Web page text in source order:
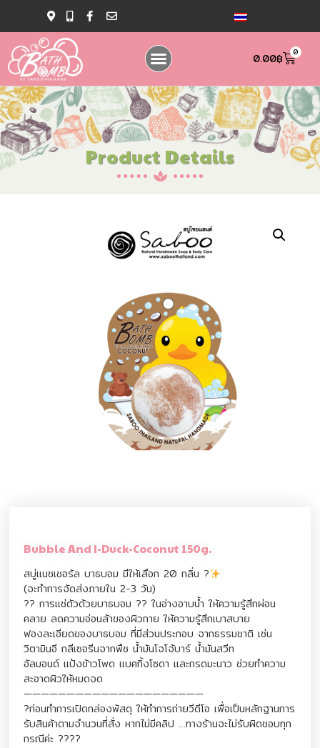
0.00฿ 0
Product Details
Bubble And I-Duck-Coconut 150g.
สบู่แนชเชอรัล บาธบอม มีให้เลือก 20 กลิ่น ?
(จะทำการจัดส่งภายใน 2-3 วัน)
?? การแช่ตัวด้วยบาธบอม ?? ในอ่างอาบน้ำ ให้ความรู้สึกผ่อน
คลาย ลดความอ่อนล้าของผิวกาย ให้ความรู้สึกเบาสบาย
ฟองละเอียดของบาธบอม ที่มีส่วนประกอบ จากธรรมชาติ เช่น
วิตามินอี กลีเซอรีนจากพืช น้ำมันโจโจ้บาร์ น้ำมันสวีท
อัลมอนด์ แป้งข้าวโพด แบคกิ้งโซดา และกรดมะนาว ช่วยทำความ
สะอาดผิวให้หมดจด
—————————————————————
?ก่อนทำการเปิดกล่องพัสดุ ให้ทำการถ่ายวีดีโอ เพื่อเป็นหลักฐานการ
รับสินค้าตามจำนวนที่สั่ง หากไม่มีคลิป …ทางร้านจะไม่รับผิดชอบทุก
กรณีค่ะ ????